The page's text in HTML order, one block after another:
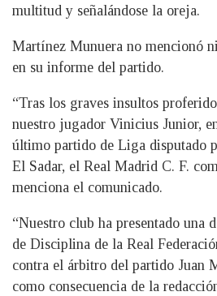
multitud y señalándose la oreja.
Martínez Munuera no mencionó
en su informe del partido.
“Tras los graves insultos
nuestro jugador Vinicius Junior,
último partido de Liga disputado
El Sadar, el Real Madrid C. F.
menciona el comunicado.
“Nuestro club ha presentado una
de Disciplina de la Real
contra el árbitro del partido Juan
como consecuencia de la